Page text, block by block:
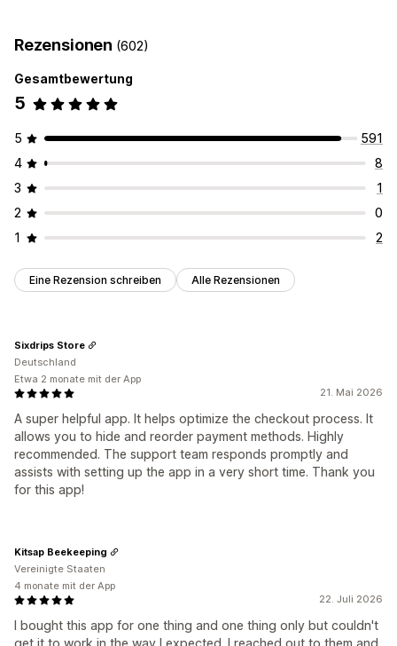
Danke-Seite für Upselling
Pop-ups
Benutzerdefiniertes HTML
Benutzerdefinierte Regeln
Angebote und Empfehlungen
Kostenlose Geschenke
Produkt-Add-ons Produktempfehlungen
Häufig zusammen gekauft Bundles Mengenrabatte
Analysen
Rezensionen (602)
Gesamtbewertung
5
5
591
4
8
3
1
2
0
1
2
Eine Rezension schreiben Alle Rezensionen
21. Mai 2026
A super helpful app. It helps optimize the checkout process. It
allows you to hide and reorder payment methods. Highly
recommended. The support team responds promptly and
assists with setting up the app in a very short time. Thank you
for this app!
Sixdrips Store
Deutschland
Etwa 2 monate mit der App
22. Juli 2026
I bought this app for one thing and one thing only but couldn't
Kitsap Beekeeping
Vereinigte Staaten
4 monate mit der App